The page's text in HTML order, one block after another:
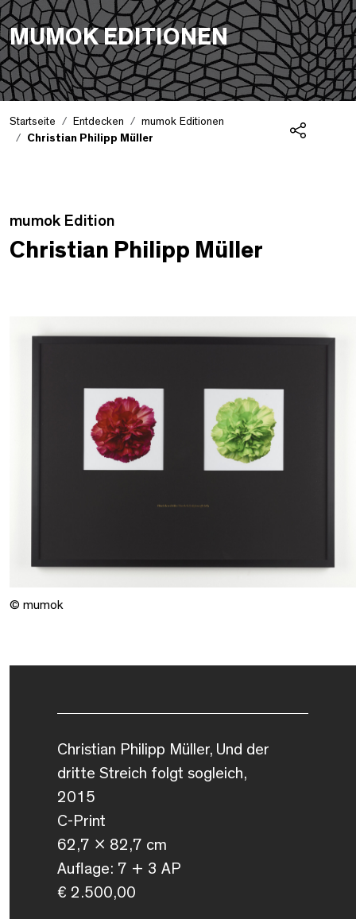
MUMOK EDITIONEN
Startseite Entdecken
mumok Editionen
Christian Philipp Müller
Edition Detail
mumok Edition
Christian Philipp Müller
© mumok
Christian Philipp Müller, Und der
dritte Streich folgt sogleich,
2015
C-Print
62,7 x 82,7 cm
Auflage: 7 + 3 AP
€ 2.500,00